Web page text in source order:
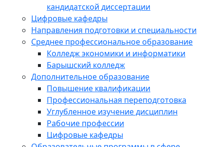
кандидатской диссертации
Цифровые кафедры
Направления подготовки и специальности
Среднее профессиональное образование
Колледж экономики и информатики
Барышский колледж
Дополнительное образование
Повышение квалификации
Профессиональная переподготовка
Углубленное изучение дисциплин
Рабочие профессии
Цифровые кафедры